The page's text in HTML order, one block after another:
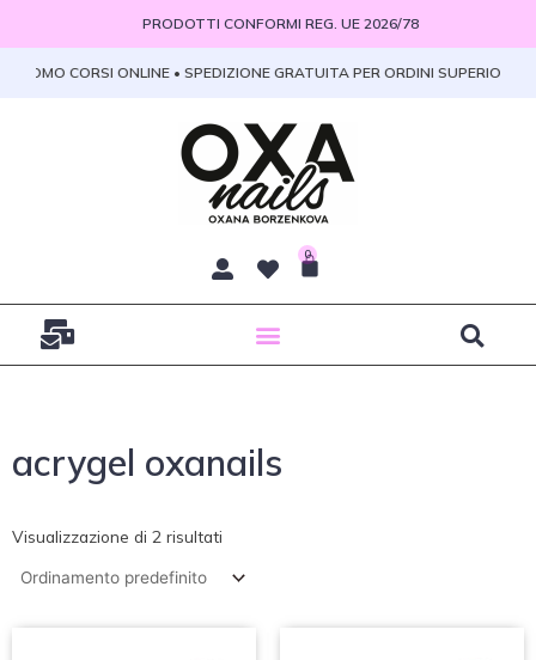
contenuto
PRODOTTI CONFORMI REG. UE 2026/78
CORSI ONLINE • SPEDIZIONE GRATUITA PER ORDINI SUPERIORI A
0
acrygel oxanails
Visualizzazione di 2 risultati